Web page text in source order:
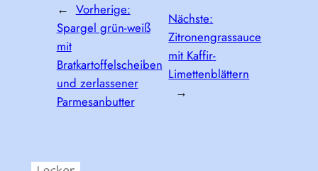
← Vorherige:
Spargel grün-weiß
mit
Bratkartoffelscheiben
und zerlassener
Parmesanbutter
Nächste:
Zitronengrassauce
mit Kaffir-
Limettenblättern
→